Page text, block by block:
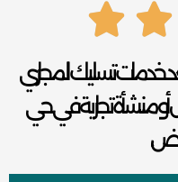
خدمات تسليك المجاري
أو منشأة تجارية في حي